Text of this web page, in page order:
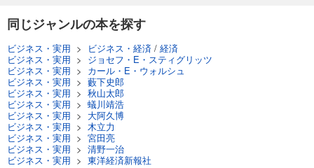
同じジャンルの本を探す
ビジネス・実用 > ビジネス・経済 / 経済
ビジネス・実用 > ジョセフ・E・スティグリッツ
ビジネス・実用 > カール・E・ウォルシュ
ビジネス・実用 > 藪下史郎
ビジネス・実用 > 秋山太郎
ビジネス・実用 > 蟻川靖浩
ビジネス・実用 > 大阿久博
ビジネス・実用 > 木立力
ビジネス・実用 > 宮田亮
ビジネス・実用 > 清野一治
ビジネス・実用 > 東洋経済新報社